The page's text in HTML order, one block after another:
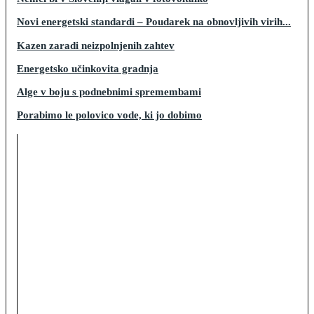
Novi energetski standardi – Poudarek na obnovljivih virih...
Kazen zaradi neizpolnjenih zahtev
Energetsko učinkovita gradnja
Alge v boju s podnebnimi spremembami
Porabimo le polovico vode, ki jo dobimo